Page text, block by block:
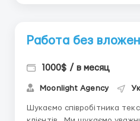
Работа без
1000$ / в месяц
Moonlight Agency
Шукаємо співробітника